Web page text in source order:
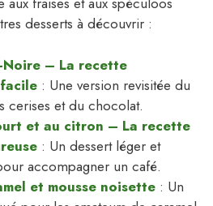
desserts à découvrir :
Noire – La recette
: Une version revisitée du
cerises et du chocolat.
et au citron – La recette
: Un dessert léger et
accompagner un café.
et mousse noisette : Un